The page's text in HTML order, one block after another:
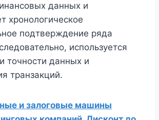
данных и
хронологическое
подтверждение ряда
используется
точности данных и
транзакций.
и залоговые машины